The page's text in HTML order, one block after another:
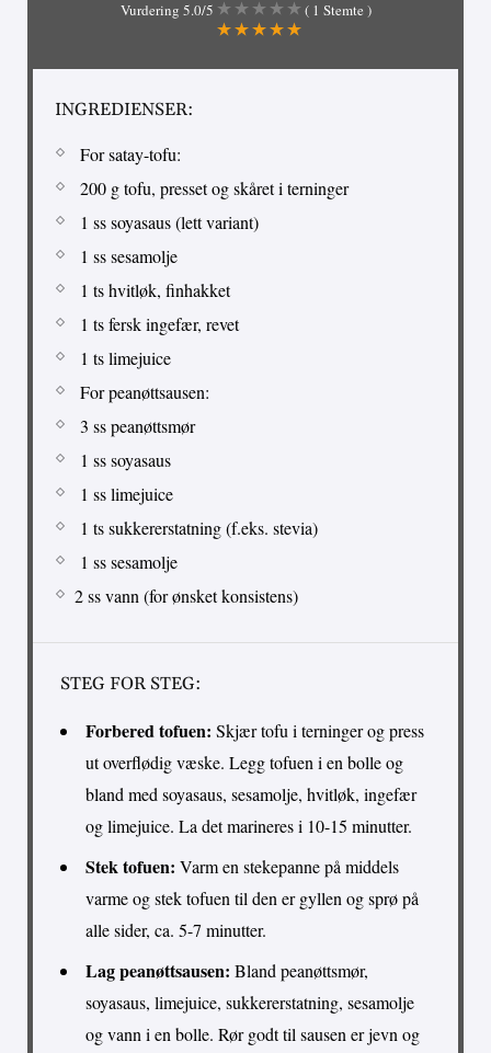
Vurdering 5.0/5 ( 1 Stemte )
INGREDIENSER:
For satay-tofu:
200 g tofu, presset og skåret i terninger
1 ss soyasaus (lett variant)
1 ss sesamolje
1 ts hvitløk, finhakket
1 ts fersk ingefær, revet
1 ts limejuice
For peanøttsausen:
3 ss peanøttsmør
1 ss soyasaus
1 ss limejuice
1 ts sukkererstatning (f.eks. stevia)
1 ss sesamolje
2 ss vann (for ønsket konsistens)
STEG FOR STEG:
Forbered tofuen: Skjær tofu i terninger og press
ut overflødig væske. Legg tofuen i en bolle og
bland med soyasaus, sesamolje, hvitløk, ingefær
og limejuice. La det marineres i 10-15 minutter.
Stek tofuen: Varm en stekepanne på middels
varme og stek tofuen til den er gyllen og sprø på
alle sider, ca. 5-7 minutter.
Lag peanøttsausen: Bland peanøttsmør,
soyasaus, limejuice, sukkererstatning, sesamolje
og vann i en bolle. Rør godt til sausen er jevn og